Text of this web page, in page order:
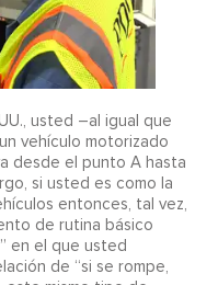
usted –al igual que
vehículo motorizado
desde el punto A hasta
si usted es como la
entonces, tal vez,
de rutina básico
en el que usted
de “si se rompe,